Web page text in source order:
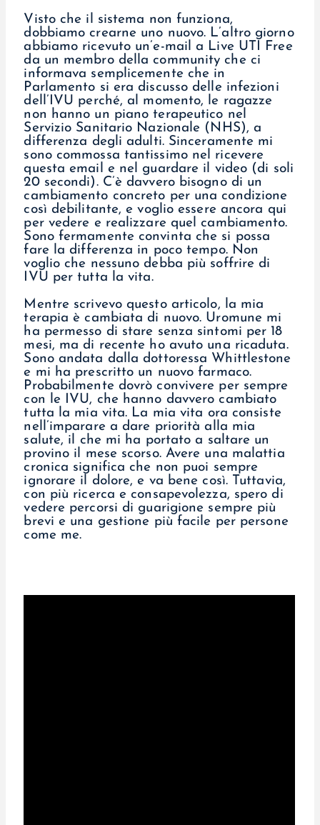
Visto che il sistema non funziona,
dobbiamo crearne uno nuovo. L’altro giorno
abbiamo ricevuto un’e-mail a Live UTI Free
da un membro della community che ci
informava semplicemente che in
Parlamento si era discusso delle infezioni
dell’IVU perché, al momento, le ragazze
non hanno un piano terapeutico nel
Servizio Sanitario Nazionale (NHS), a
differenza degli adulti. Sinceramente mi
sono commossa tantissimo nel ricevere
questa email e nel guardare il video (di soli
20 secondi). C’è davvero bisogno di un
cambiamento concreto per una condizione
così debilitante, e voglio essere ancora qui
per vedere e realizzare quel cambiamento.
Sono fermamente convinta che si possa
fare la differenza in poco tempo. Non
voglio che nessuno debba più soffrire di
IVU per tutta la vita.
Mentre scrivevo questo articolo, la mia
terapia è cambiata di nuovo. Uromune mi
ha permesso di stare senza sintomi per 18
mesi, ma di recente ho avuto una ricaduta.
Sono andata dalla dottoressa Whittlestone
e mi ha prescritto un nuovo farmaco.
Probabilmente dovrò convivere per sempre
con le IVU, che hanno davvero cambiato
tutta la mia vita. La mia vita ora consiste
nell’imparare a dare priorità alla mia
salute, il che mi ha portato a saltare un
provino il mese scorso. Avere una malattia
cronica significa che non puoi sempre
ignorare il dolore, e va bene così. Tuttavia,
con più ricerca e consapevolezza, spero di
vedere percorsi di guarigione sempre più
brevi e una gestione più facile per persone
come me.